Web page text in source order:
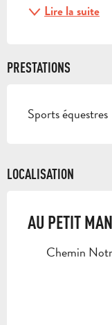
Lire la suite
PRESTATIONS
Sports équestres
LOCALISATION
AU PETIT
Chemin